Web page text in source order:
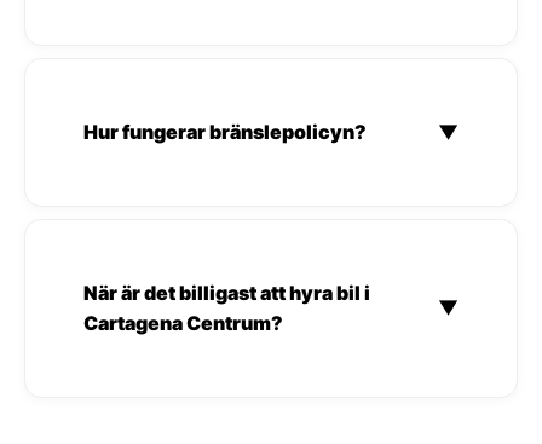
Hur fungerar bränslepolicyn? ▼
När är det billigast att hyra bil i
Cartagena Centrum?
▼